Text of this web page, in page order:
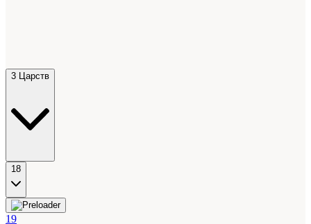
3 Царств
18
19